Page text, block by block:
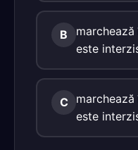
B
este
C
este